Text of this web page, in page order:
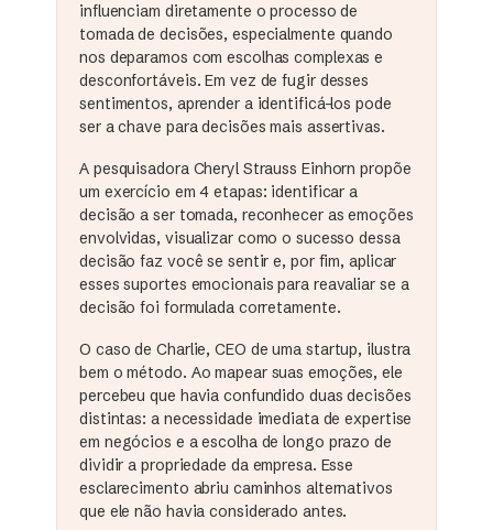
influenciam diretamente o processo de
tomada de decisões, especialmente quando
nos deparamos com escolhas complexas e
desconfortáveis. Em vez de fugir desses
sentimentos, aprender a identificá-los pode
ser a chave para decisões mais assertivas.
A pesquisadora Cheryl Strauss Einhorn propõe
um exercício em 4 etapas: identificar a
decisão a ser tomada, reconhecer as emoções
envolvidas, visualizar como o sucesso dessa
decisão faz você se sentir e, por fim, aplicar
esses suportes emocionais para reavaliar se a
decisão foi formulada corretamente.
O caso de Charlie, CEO de uma startup, ilustra
bem o método. Ao mapear suas emoções, ele
percebeu que havia confundido duas decisões
distintas: a necessidade imediata de expertise
em negócios e a escolha de longo prazo de
dividir a propriedade da empresa. Esse
esclarecimento abriu caminhos alternativos
que ele não havia considerado antes.